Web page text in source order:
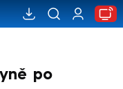
po